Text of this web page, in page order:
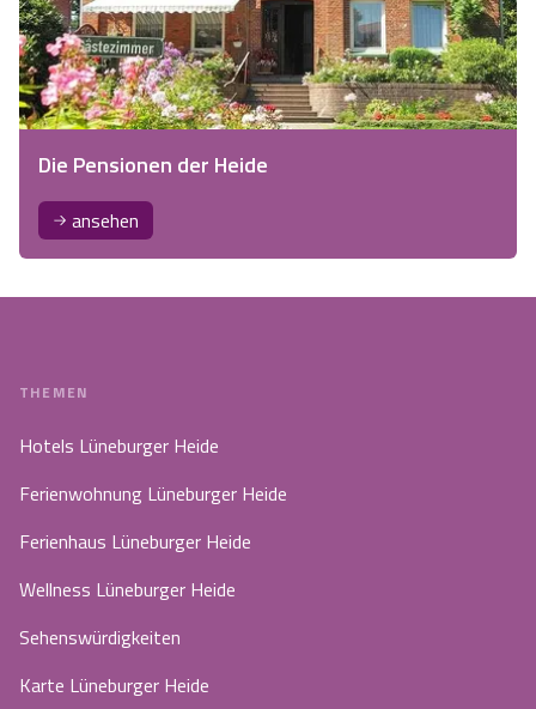
Die Pensionen der Heide
ansehen
THEMEN
Hotels Lüneburger Heide
Ferienwohnung Lüneburger Heide
Ferienhaus Lüneburger Heide
Wellness Lüneburger Heide
Sehenswürdigkeiten
Karte Lüneburger Heide